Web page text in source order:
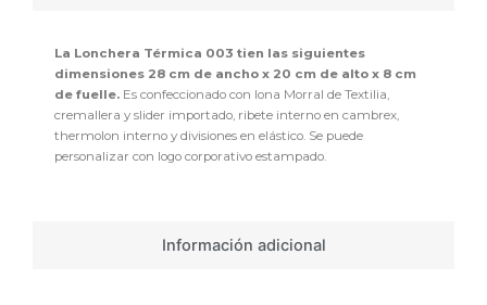
Información adicional
La Lonchera Térmica 003 tien las siguientes
dimensiones 28 cm de ancho x 20 cm de alto x 8 cm
de fuelle. Es confeccionado con lona Morral de Textilia,
cremallera y slider importado, ribete interno en cambrex,
thermolon interno y divisiones en elástico. Se puede
personalizar con logo corporativo estampado.